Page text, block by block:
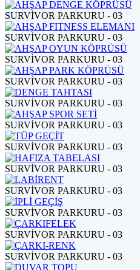
SURVİVOR PARKURU - 03
SURVİVOR PARKURU - 03
SURVİVOR PARKURU - 03
SURVİVOR PARKURU - 03
SURVİVOR PARKURU - 03
SURVİVOR PARKURU - 03
SURVİVOR PARKURU - 03
SURVİVOR PARKURU - 03
SURVİVOR PARKURU - 03
SURVİVOR PARKURU - 03
SURVİVOR PARKURU - 03
SURVİVOR PARKURU - 03